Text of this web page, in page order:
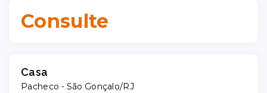
Consulte
Casa
Pacheco - São Gonçalo/RJ